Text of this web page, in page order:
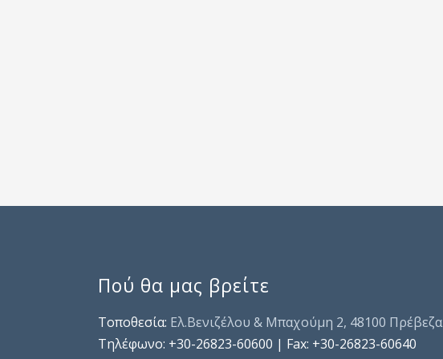
Πού θα μας βρείτε
Τοποθεσία: Ελ.Βενιζέλου & Μπαχούμη 2, 48100 Πρέβεζα
Τηλέφωνo: +30-26823-60600 | Fax: +30-26823-60640